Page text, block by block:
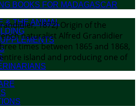
BOOKS FOR MADAGASCAR
& THE ANIMAL1872) Origin of the
naturalist Alfred Grandidier
times between 1865 and 1868,
island and producing one of